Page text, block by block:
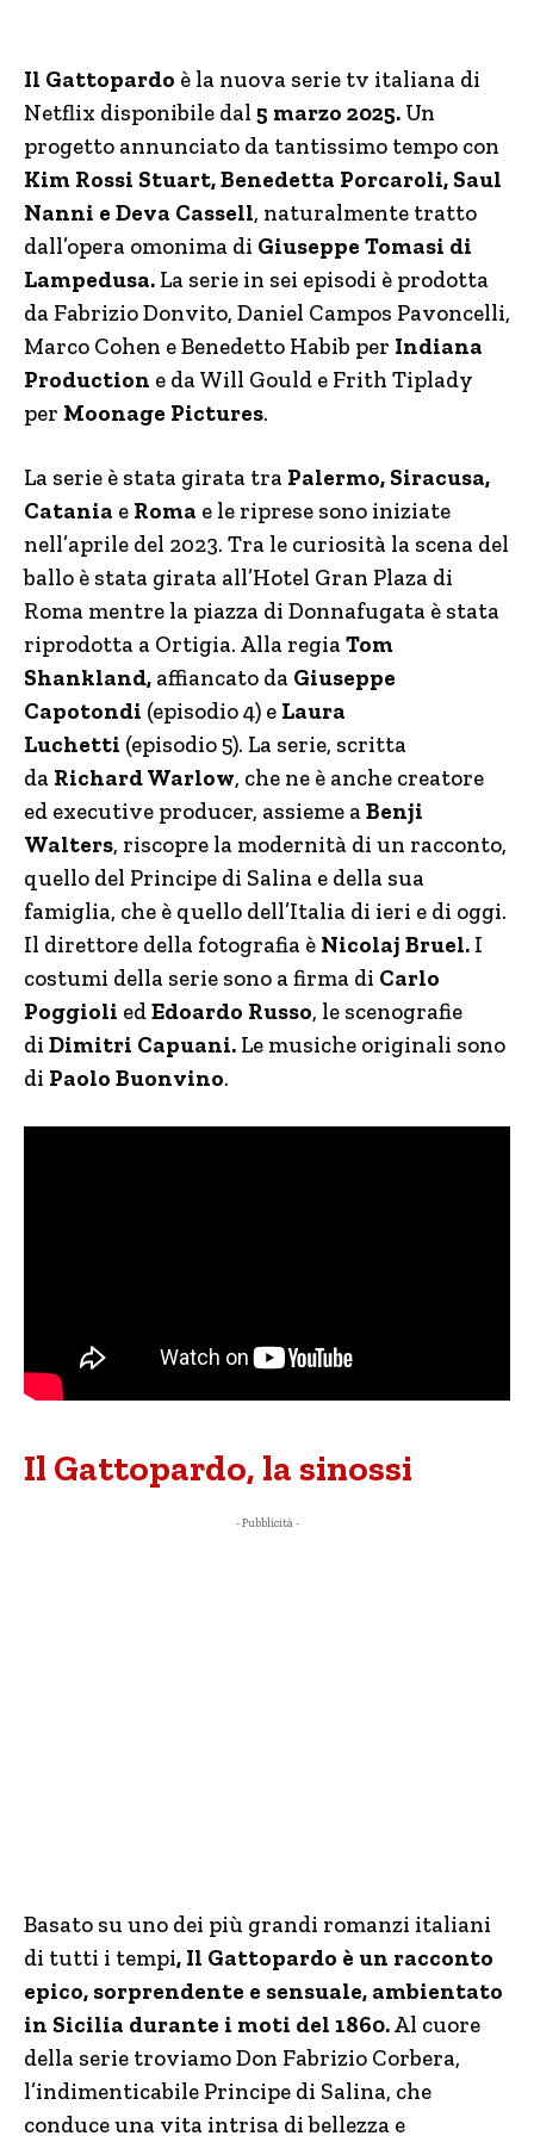
Il Gattopardo è la nuova serie tv italiana di
Netflix disponibile dal 5 marzo 2025. Un
progetto annunciato da tantissimo tempo con
Kim Rossi Stuart, Benedetta Porcaroli, Saul
Nanni e Deva Cassell, naturalmente tratto
dall’opera omonima di Giuseppe Tomasi di
Lampedusa. La serie in sei episodi è prodotta
da Fabrizio Donvito, Daniel Campos Pavoncelli,
Marco Cohen e Benedetto Habib per Indiana
Production e da Will Gould e Frith Tiplady
per Moonage Pictures.
La serie è stata girata tra Palermo, Siracusa,
Catania e Roma e le riprese sono iniziate
nell’aprile del 2023. Tra le curiosità la scena del
ballo è stata girata all’Hotel Gran Plaza di
Roma mentre la piazza di Donnafugata è stata
riprodotta a Ortigia. Alla regiaTom
Shankland, affiancato da Giuseppe
Capotondi (episodio 4) e Laura
Luchetti (episodio 5). La serie, scritta
da Richard Warlow, che ne è anche creatore
ed executive producer, assieme aBenji
Walters, riscopre la modernità di un racconto,
quello del Principe di Salina e della sua
famiglia, che è quello dell’Italia di ieri e di oggi.
Il direttore della fotografia è Nicolaj Bruel. I
costumi della serie sono a firma di Carlo
Poggioli edEdoardo Russo, le scenografie
di Dimitri Capuani. Le musiche originali sono
di Paolo Buonvino.
Il Gattopardo, la sinossi
- Pubblicità -
Basato su uno dei più grandi romanzi italiani
di tutti i tempi, Il Gattopardo è un racconto
epico, sorprendente e sensuale, ambientato
in Sicilia durante i moti del 1860.Al cuore
della serie troviamo Don Fabrizio Corbera,
l’indimenticabile Principe di Salina, che
conduce una vita intrisa di bellezza e